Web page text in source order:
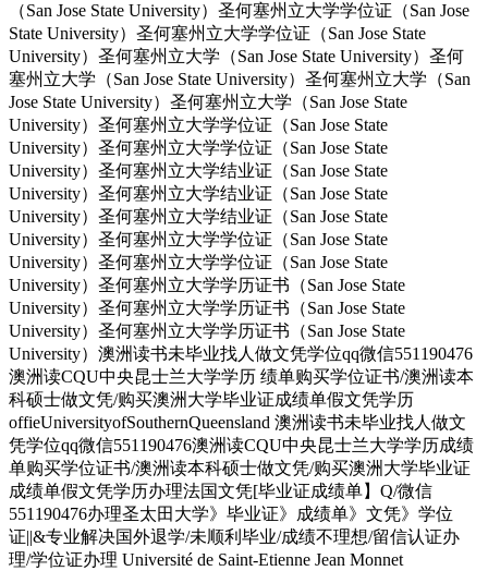
（San Jose State University）圣何塞州立大学学位证（San Jose
State University）圣何塞州立大学学位证（San Jose State
University）圣何塞州立大学（San Jose State University）圣何
塞州立大学（San Jose State University）圣何塞州立大学（San
Jose State University）圣何塞州立大学（San Jose State
University）圣何塞州立大学学位证（San Jose State
University）圣何塞州立大学学位证（San Jose State
University）圣何塞州立大学结业证（San Jose State
University）圣何塞州立大学结业证（San Jose State
University）圣何塞州立大学结业证（San Jose State
University）圣何塞州立大学学位证（San Jose State
University）圣何塞州立大学学位证（San Jose State
University）圣何塞州立大学学历证书（San Jose State
University）圣何塞州立大学学历证书（San Jose State
University）圣何塞州立大学学历证书（San Jose State
University）澳洲读书未毕业找人做文凭学位qq微信551190476
澳洲读CQU中央昆士兰大学学历 绩单购买学位证书/澳洲读本
科硕士做文凭/购买澳洲大学毕业证成绩单假文凭学历
offieUniversityofSouthernQueensland 澳洲读书未毕业找人做文
凭学位qq微信551190476澳洲读CQU中央昆士兰大学学历成绩
单购买学位证书/澳洲读本科硕士做文凭/购买澳洲大学毕业证
成绩单假文凭学历办理法国文凭[毕业证成绩单】Q/微信
551190476办理圣太田大学》毕业证》成绩单》文凭》学位
证||&专业解决国外退学/未顺利毕业/成绩不理想/留信认证办
理/学位证办理 Université de Saint-Etienne Jean Monnet